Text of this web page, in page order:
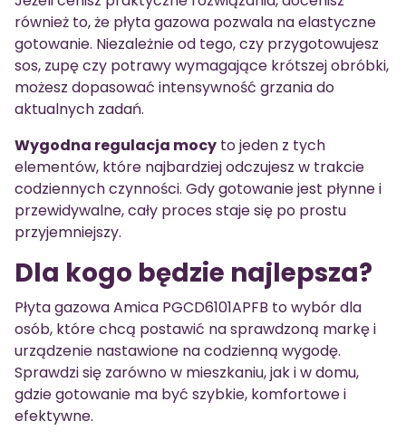
również to, że płyta gazowa pozwala na elastyczne
gotowanie. Niezależnie od tego, czy przygotowujesz
sos, zupę czy potrawy wymagające krótszej obróbki,
możesz dopasować intensywność grzania do
aktualnych zadań.
Wygodna regulacja mocy to jeden z tych
elementów, które najbardziej odczujesz w trakcie
codziennych czynności. Gdy gotowanie jest płynne i
przewidywalne, cały proces staje się po prostu
przyjemniejszy.
Dla kogo będzie najlepsza?
Płyta gazowa Amica PGCD6101APFB to wybór dla
osób, które chcą postawić na sprawdzoną markę i
urządzenie nastawione na codzienną wygodę.
Sprawdzi się zarówno w mieszkaniu, jak i w domu,
gdzie gotowanie ma być szybkie, komfortowe i
efektywne.